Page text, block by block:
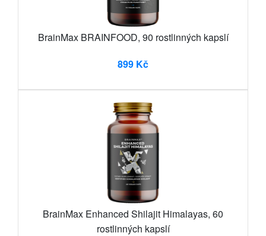
BrainMax BRAINFOOD, 90 rostlinných kapslí
899 Kč
BrainMax Enhanced Shilajit Himalayas, 60
rostlinných kapslí